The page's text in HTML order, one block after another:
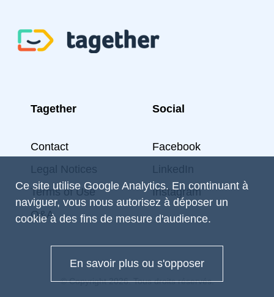
Tagether
Contact
Legal Notices
Terms of Use
Q&A
Social
Facebook
LinkedIn
Instagram
© Copyright 2026. Tous droits réservés.
Ce site utilise Google Analytics. En continuant à
naviguer, vous nous autorisez à déposer un
cookie à des fins de mesure d'audience.
En savoir plus ou s'opposer